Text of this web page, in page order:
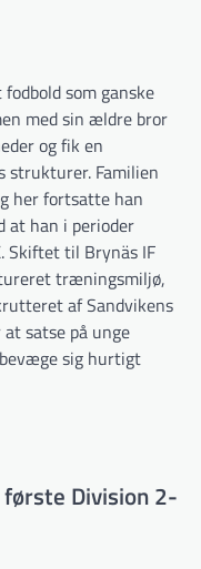
som ganske
med sin ældre bror
og fik en
strukturer. Familien
her fortsatte han
at han i perioder
Skiftet til Brynäs IF
træningsmiljø,
af Sandvikens
satse på unge
sig hurtigt
første Division 2-